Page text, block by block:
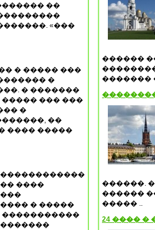
��
«���
� ����� ���
�
� �������
��� ���
�
��
���� �����
����
� �����
�����������
������
�������
������.
������
����� ..
24 ����